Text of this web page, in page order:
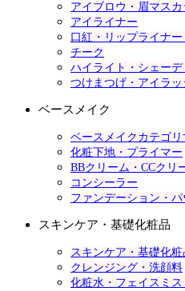
アイブロウ・眉マスカ
アイライナー
口紅・リップライナー
チーク
ハイライト・シェー
つけまつげ・アイラッ
ベースメイク
ベースメイクカテゴリ
化粧下地・プライマー
BBクリーム・CCクリ
コンシーラー
ファンデーション・パ
スキンケア・基礎化粧品
スキンケア・基礎化
クレンジング・洗顔料
化粧水・フェイスミ